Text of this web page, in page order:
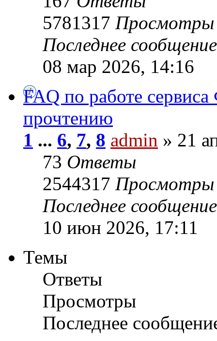
5781317 Просмотры
Последнее
08 мар 2026, 14:16
FAQ по работе
прочтению
1 ... 6, 7, 8 admin » 21
73 Ответы
2544317 Просмотры
Последнее
10 июн 2026, 17:11
Темы
Ответы
Просмотры
Последнее